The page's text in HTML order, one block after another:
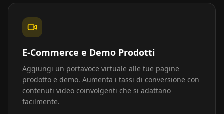
E-Commerce e Demo Prodotti
Aggiungi un portavoce virtuale alle tue pagine
prodotto e demo. Aumenta i tassi di conversione con
contenuti video coinvolgenti che si adattano
facilmente.